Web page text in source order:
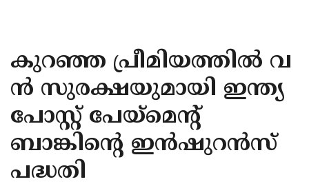
KANNUR
KASARAGOD
കുറഞ്ഞ പ്രീമിയത്തിൽ വ
ൻ സുരക്ഷയുമായി ഇന്ത്യ
പോസ്റ്റ് പേയ്മെൻ്റ്
ബാങ്കിൻ്റെ ഇൻഷുറൻസ്
പദ്ധതി